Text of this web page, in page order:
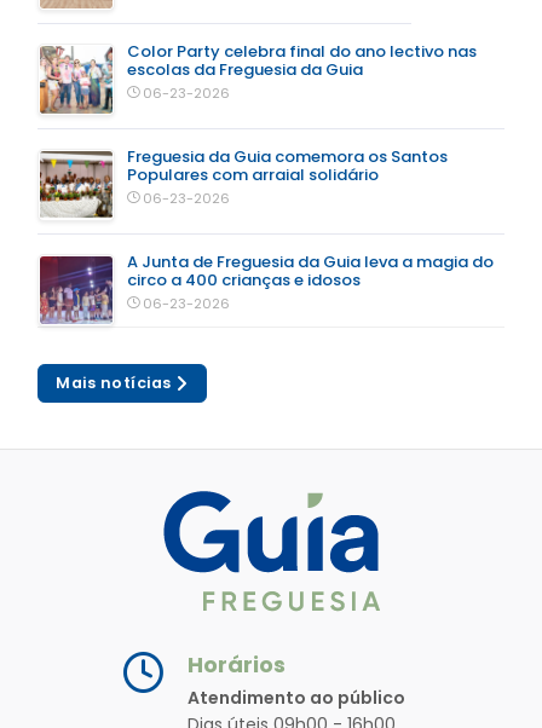
Color Party celebra final do ano lectivo nas
escolas da Freguesia da Guia
06-23-2026
Freguesia da Guia comemora os Santos
Populares com arraial solidário
06-23-2026
A Junta de Freguesia da Guia leva a magia do
circo a 400 crianças e idosos
06-23-2026
Mais notícias
Horários
Atendimento ao público